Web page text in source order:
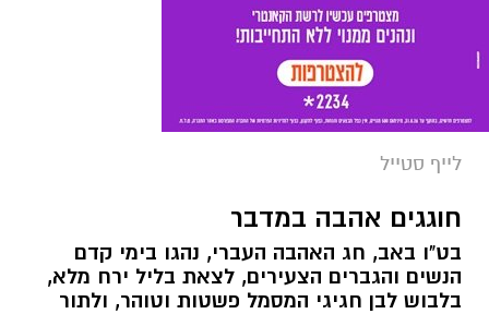
לייף סטייל
חוגגים אהבה במדבר
בט"ו באב, חג האהבה העברי, נהגו בימי קדם
הנשים והגברים הצעירים, לצאת בליל ירח מלא,
בלבוש לבן חגיגי המסמל פשטות וטוהר, ולתור